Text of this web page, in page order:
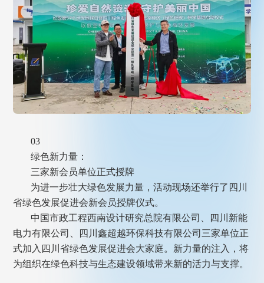
03
绿色新力量：
三家新会员单位正式授牌
为进一步壮大绿色发展力量，活动现场还举行了四川
省绿色发展促进会新会员授牌仪式。
中国市政工程西南设计研究总院有限公司、四川新能
电力有限公司、四川鑫超越环保科技有限公司三家单位正
式加入四川省绿色发展促进会大家庭。新力量的注入，将
为组织在绿色科技与生态建设领域带来新的活力与支撑。